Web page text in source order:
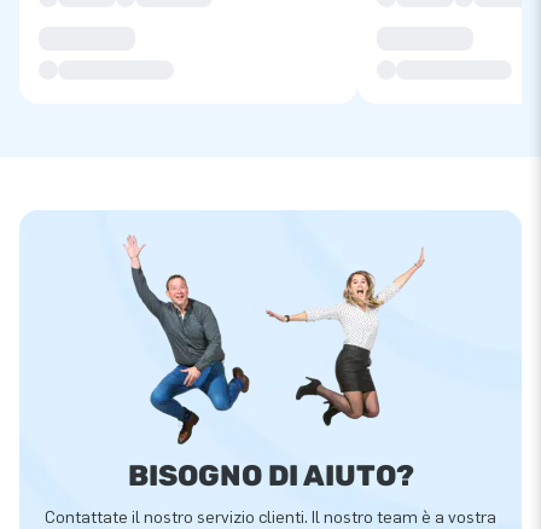
BISOGNO DI AIUTO?
Contattate il nostro servizio clienti. Il nostro team è a vostra